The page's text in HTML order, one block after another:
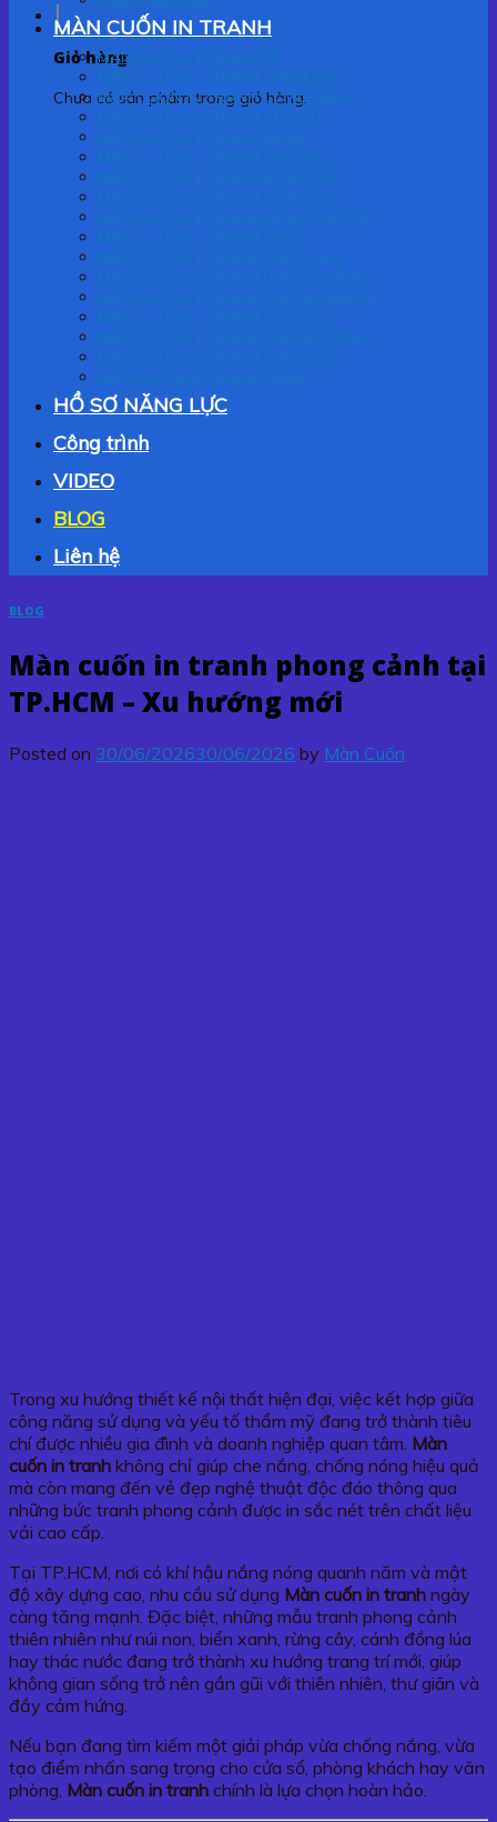
Giỏ hàng
Chưa có sản phẩm trong giỏ hàng.
MÀN CUỐN IN TRANH
MÀN CUỐN IN TRANH 3D
MÀN CUỐN IN TRANH CÔNG GIÁO
HỒ SƠ NĂNG LỰC
Công trình
VIDEO
BLOG
Liên hệ
BLOG
Màn cuốn in tranh phong cảnh tại
TP.HCM – Xu hướng mới
Posted on 30/06/202630/06/2026 by Màn Cuốn
Trong xu hướng thiết kế nội thất hiện đại, việc kết hợp giữa
công năng sử dụng và yếu tố thẩm mỹ đang trở thành tiêu
chí được nhiều gia đình và doanh nghiệp quan tâm. Màn
cuốn in tranh không chỉ giúp che nắng, chống nóng hiệu quả
mà còn mang đến vẻ đẹp nghệ thuật độc đáo thông qua
những bức tranh phong cảnh được in sắc nét trên chất liệu
vải cao cấp.
Tại TP.HCM, nơi có khí hậu nắng nóng quanh năm và mật
độ xây dựng cao, nhu cầu sử dụng Màn cuốn in tranh ngày
càng tăng mạnh. Đặc biệt, những mẫu tranh phong cảnh
thiên nhiên như núi non, biển xanh, rừng cây, cánh đồng lúa
hay thác nước đang trở thành xu hướng trang trí mới, giúp
không gian sống trở nên gần gũi với thiên nhiên, thư giãn và
đầy cảm hứng.
Nếu bạn đang tìm kiếm một giải pháp vừa chống nắng, vừa
tạo điểm nhấn sang trọng cho cửa sổ, phòng khách hay văn
phòng, Màn cuốn in tranh chính là lựa chọn hoàn hảo.